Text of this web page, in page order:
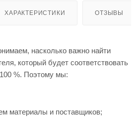
ХАРАКТЕРИСТИКИ ОТЗЫВЫ
насколько важно найти
который будет соответствовать
%. Поэтому мы:
материалы и поставщиков;